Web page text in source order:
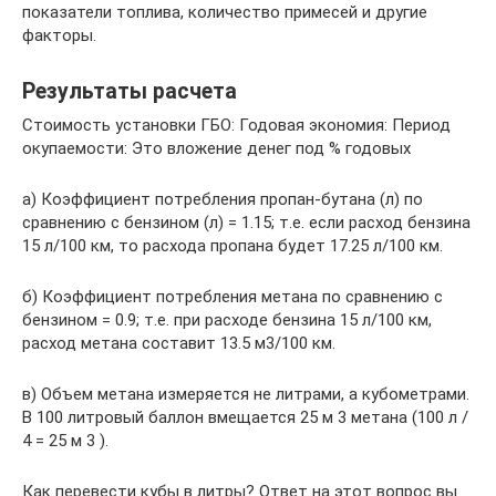
показатели топлива, количество примесей и другие
факторы.
Результаты расчета
Стоимость установки ГБО: Годовая экономия: Период
окупаемости: Это вложение денег под % годовых
а) Коэффициент потребления пропан-бутана (л) по
сравнению с бензином (л) = 1.15; т.е. если расход бензина
15 л/100 км, то расхода пропана будет 17.25 л/100 км.
б) Коэффициент потребления метана по сравнению с
бензином = 0.9; т.е. при расходе бензина 15 л/100 км,
расход метана составит 13.5 м3/100 км.
в) Объем метана измеряется не литрами, а кубометрами.
В 100 литровый баллон вмещается 25 м 3 метана (100 л /
4 = 25 м 3 ).
Как перевести кубы в литры? Ответ на этот вопрос вы